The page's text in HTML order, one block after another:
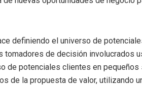
definiendo el universo de
tomadores de decisión involucrados
de potenciales clientes en
de la propuesta de valor, utilizando